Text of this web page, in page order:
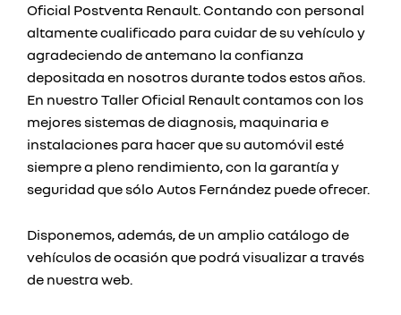
Oficial Postventa Renault. Contando con personal
altamente cualificado para cuidar de su vehículo y
agradeciendo de antemano la confianza
depositada en nosotros durante todos estos años.
En nuestro Taller Oficial Renault contamos con los
mejores sistemas de diagnosis, maquinaria e
instalaciones para hacer que su automóvil esté
siempre a pleno rendimiento, con la garantía y
seguridad que sólo Autos Fernández puede ofrecer.
Disponemos, además, de un amplio catálogo de
vehículos de ocasión que podrá visualizar a través
de nuestra web.